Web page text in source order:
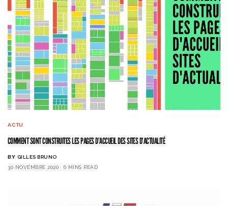
ACTU
COMMENT SONT CONSTRUITES LES PAGES D’ACCUEIL DES SITES D’ACTUALITÉ
BY GILLES BRUNO
30 NOVEMBRE 2020
6 MINS READ